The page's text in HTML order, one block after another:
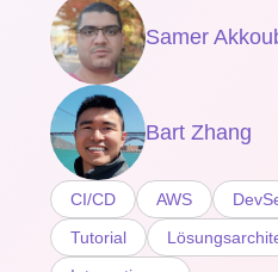
Samer
Bart Zhang
CI/CD AWS
Tutorial